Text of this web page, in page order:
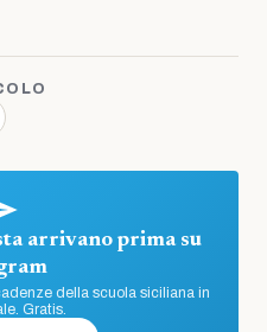
arrivano prima su
della scuola siciliana in
Gratis.